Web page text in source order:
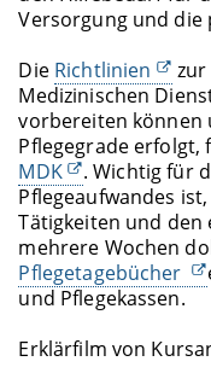
Versorgung und die
Die Richtlinien
Medizinischen
vorbereiten können
Pflegegrade erfolgt,
MDK
. Wichtig für
Pflegeaufwandes
Tätigkeiten und
mehrere Wochen
Pflegetagebücher
und Pflegekassen.
Erklärfilm von